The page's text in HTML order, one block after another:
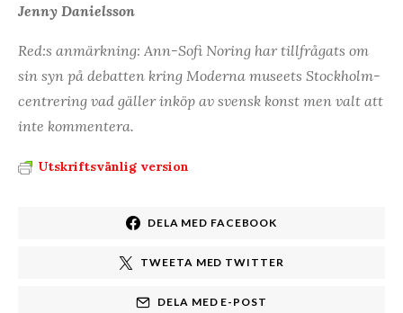
Jenny Danielsson
Red:s anmärkning: Ann-Sofi Noring har tillfrågats om
sin syn på debatten kring Moderna museets Stockholm-
centrering vad gäller inköp av svensk konst men valt att
inte kommentera.
Utskriftsvänlig version
DELA MED FACEBOOK
TWEETA MED TWITTER
DELA MED E-POST